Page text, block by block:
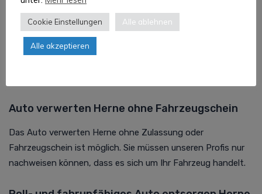
Auto entsorgen Herne kostenlos
Oft ist bei uns die Abholung undAutoverwertung
sogar kostenlos möglich. Sollte dies für Ihr Fahrzeug nahe
Auto verwerten Herne ohne Fahrzeugschein
Das Auto verwerten Herne ohne Zulassung oder
Fahrzeugschein ist möglich. Sie müssen unseren Profis nur
nachweisen können, dass es sich um Ihr Fahrzeug handelt.
Cookie Einstellungen Alle ablehnen
Alle akzeptieren